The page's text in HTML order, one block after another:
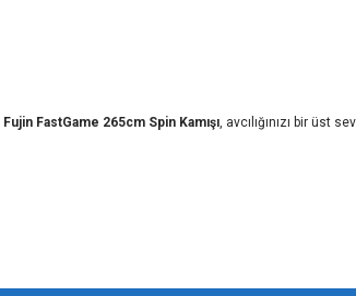
Fujin FastGame 265cm Spin Kamışı, avcılığınızı bir üst